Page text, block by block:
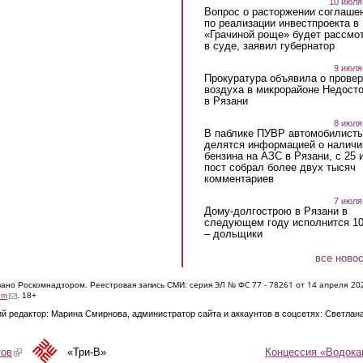
Вопрос о расторжении
по реализации инвестпроекта в
«Грачиной роще» будет
в суде, заявил губернатор
9 июля
Прокуратура объявила о
воздуха в микрорайоне
в Рязани
8 июля
В паблике ПУВР
делятся информацией о
бензина на АЗС в Рязани, с 25
пост собрал более двух тысяч
комментариев
7 июля
Дому-долгострою в Рязани в
следующем году исполнится
– дольщики
все
Роскомнадзором. Реестровая запись СМИ: серия ЭЛ № ФС 77 - 78261 от 14 апреля
(link sends e-mail)
. 18+
Марина Смирнова, администратор сайта и аккаунтов в соцсетях:
Концессия
(link is external)«Три-В»